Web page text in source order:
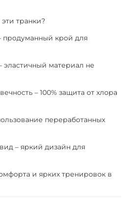
транки?
продуманный крой для
материал не
– 100% защита от хлора
переработанных
– яркий дизайн для
и ярких тренировок в